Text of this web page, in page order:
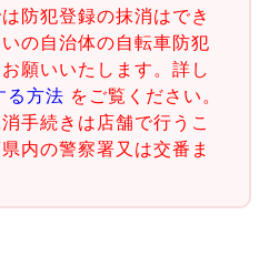
防犯登録の抹消はでき
の自治体の自転車防犯
願いいたします。詳し
る方法 をご覧ください。
手続きは店舗で行うこ
内の警察署又は交番ま